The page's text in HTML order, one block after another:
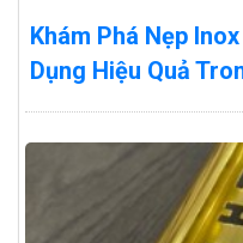
Khám Phá Nẹp
Dụng Hiệu Quả